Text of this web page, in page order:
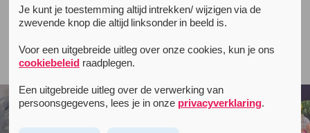
Follow unityinfo on Instagram
Je kunt je toestemming altijd intrekken/ wijzigen via de
zwevende knop die altijd linksonder in beeld is.
Voor een uitgebreide uitleg over onze cookies, kun je ons
cookiebeleidraadplegen.
Een uitgebreide uitleg over de verwerking van
persoonsgegevens, lees je in onze privacyverklaring.